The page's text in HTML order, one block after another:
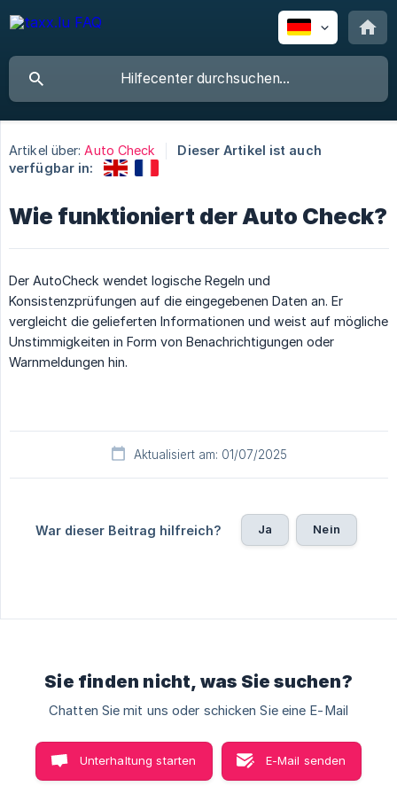
Artikel über: Auto Check
Dieser Artikel ist auch
verfügbar in:
Wie funktioniert der Auto Check?
Der AutoCheck wendet logische Regeln und
Konsistenzprüfungen auf die eingegebenen Daten an. Er
vergleicht die gelieferten Informationen und weist auf mögliche
Unstimmigkeiten in Form von Benachrichtigungen oder
Warnmeldungen hin.
Aktualisiert am: 01/07/2025
War dieser Beitrag hilfreich? Ja Nein
Sie finden nicht, was Sie suchen?
Chatten Sie mit uns oder schicken Sie eine E-Mail
Unterhaltung starten E-Mail senden